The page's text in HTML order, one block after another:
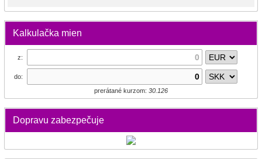
Kalkulačka mien
z:
do:
prerátané kurzom: 30.126
Dopravu zabezpečuje